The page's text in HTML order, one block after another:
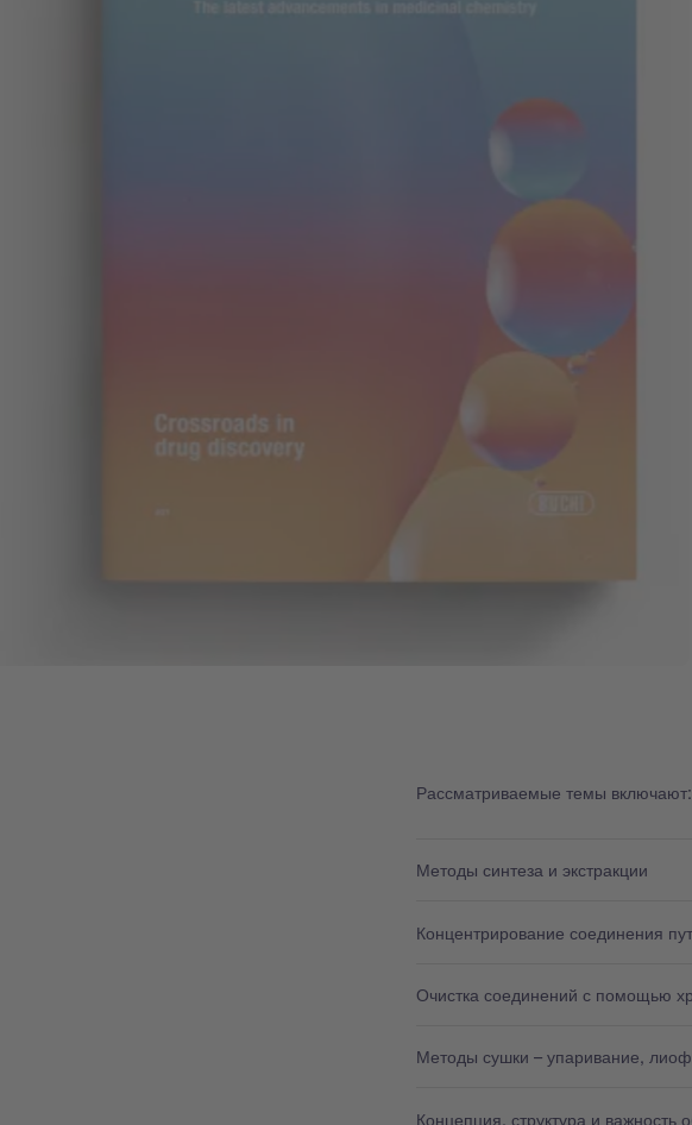
Рассматриваемые темы включают:
Методы синтеза и экстракции
Концентрирование соединения
Очистка соединений с помощью
Методы сушки – упаривание,
Концепция, структура и